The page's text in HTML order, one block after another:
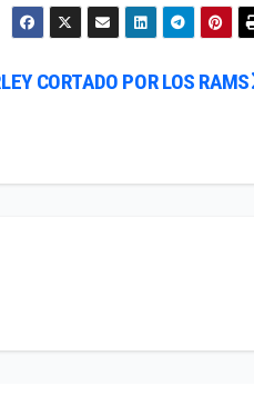
CORTADO POR LOS RAMS